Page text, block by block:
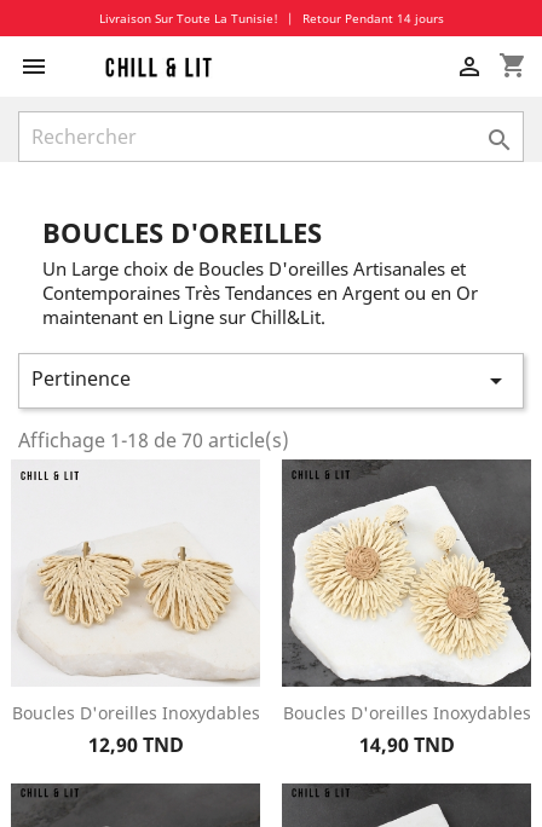
Livraison Sur Toute La Tunisie! | Retour Pendant 14 jours
 shopping_cart


BOUCLES D'OREILLES
Un Large choix de Boucles D'oreilles Artisanales et
Contemporaines Très Tendances en Argent ou en Or
maintenant en Ligne sur Chill&Lit.
Pertinence 
Affichage 1-18 de 70 article(s)
Boucles D'oreilles Inoxydables
Prix
12,90 TND
Boucles D'oreilles Inoxydables
Prix
14,90 TND